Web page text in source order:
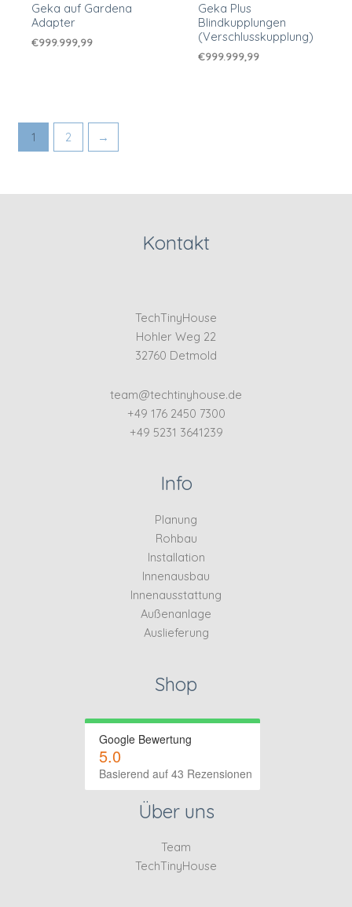
Geka auf Gardena
Adapter
€999.999,99
Geka Plus
Blindkupplungen
(Verschlusskupplung)
€999.999,99
1 2 →
Kontakt
TechTinyHouse
Hohler Weg 22
32760 Detmold
team@techtinyhouse.de
+49 176 2450 7300
+49 5231 3641239
Info
Planung
Rohbau
Installation
Innenausbau
Innenausstattung
Außenanlage
Auslieferung
Shop
Google Bewertung
5.0
Basierend auf 43 Rezensionen
Über uns
Team
TechTinyHouse